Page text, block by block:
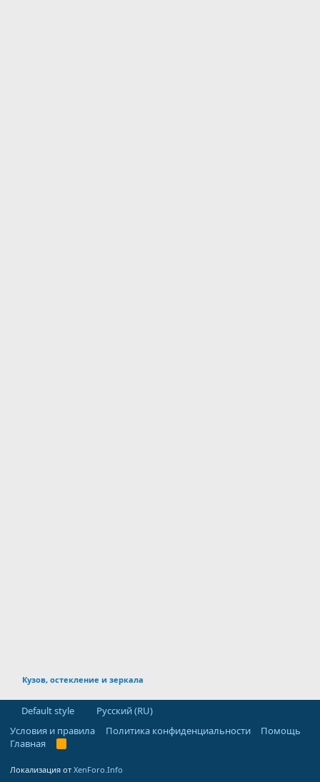
Кузов, остекление и зеркала
Default style
Русский (RU)
Условия и правила
Политика конфиденциальности
Помощь
Главная
R
Локализация от XenForo.Info